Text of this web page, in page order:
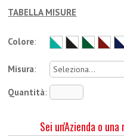
TABELLA MISURE
Colore:
Misura: Seleziona...
Quantità:
Sei un'Azienda o